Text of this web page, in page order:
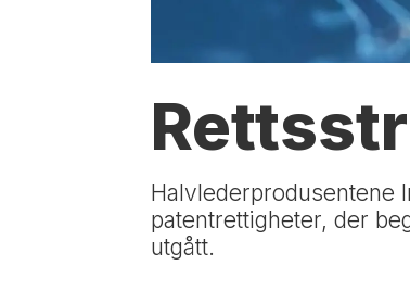
Halvlederprodusentene
patentrettigheter, der
utgått.